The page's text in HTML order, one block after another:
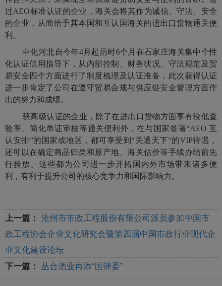
过AEO标准认证的企业，海关会将其作为诚信、守法、安全
的企业，从而给予其本国和互认国海关的进出口货物通关便
利。
中化河北自今年4月起历时6个月在石家庄海关集中个性
化认证信用指导下，从内部控制、财务状况、守法规范及贸
易安全四个方面进行了制度梳理及认证准备，此次获得认证
进一步肯定了公司在遵守贸易合规与供应链安全管理方面作
出的努力和成绩。
获高级认证的企业，除了在进出口货物方面享有较低查
验率、简化单证审核等通关便利外，在与国家签署“AEO互
认安排”的国家或地区，都可享受到“关通天下”的VIP待遇，
还可以在确定商品归类和原产地、海关估价等手续办结前先
行验放。这些都为公司进一步开拓国内外市场带来诸多便
利，有利于提升公司的核心竞争力和国际影响力。
上一篇： 沧州市市政工程股份有限公司派员参加中国市
政工程协会企业文化研究会暨第四届中国市政行业现代企
业文化建设论坛
下一篇： 丛台酒业再添“国评委”